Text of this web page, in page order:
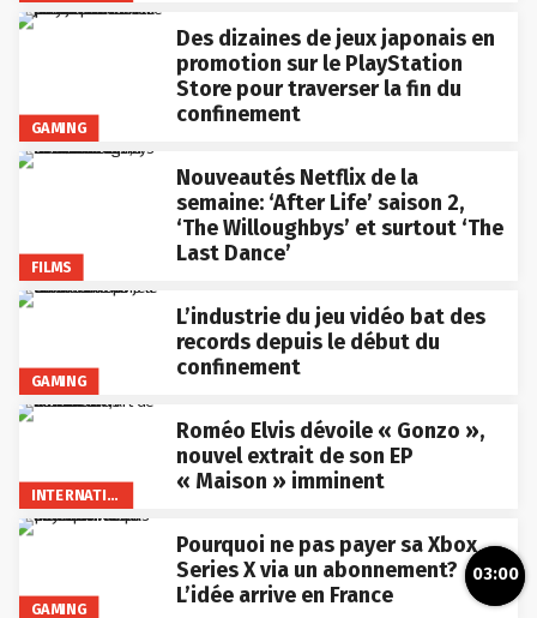
GAMING
Des dizaines de jeux japonais en
promotion sur le PlayStation
Store pour traverser la fin du
confinement
FILMS
Nouveautés Netflix de la
semaine: ‘After Life’ saison 2,
‘The Willoughbys’ et surtout ‘The
Last Dance’
GAMING
L’industrie du jeu vidéo bat des
records depuis le début du
confinement
INTERNATIONAL
Roméo Elvis dévoile « Gonzo »,
nouvel extrait de son EP
« Maison » imminent
GAMING
Pourquoi ne pas payer sa Xbox
Series X via un abonnement?
L’idée arrive en France
03:00